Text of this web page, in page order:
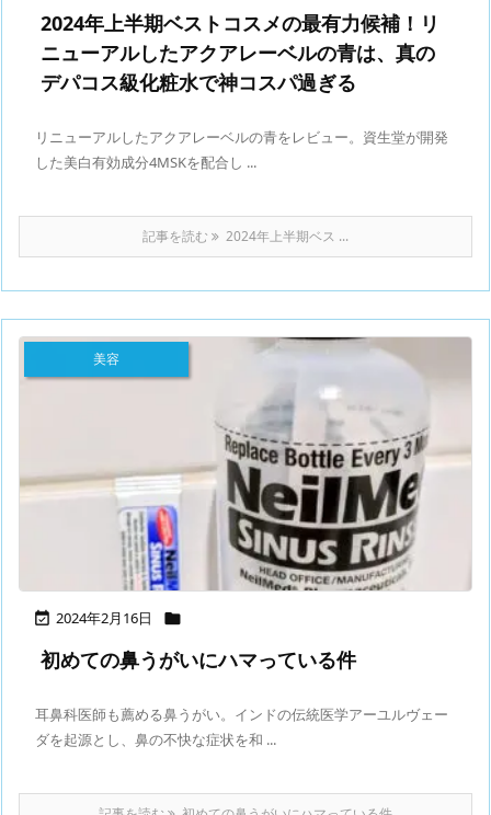
2024年上半期ベストコスメの最有力候補！リ
ニューアルしたアクアレーベルの青は、真の
デパコス級化粧水で神コスパ過ぎる
リニューアルしたアクアレーベルの青をレビュー。資生堂が開発
した美白有効成分4MSKを配合し ...
記事を読む 2024年上半期ベス ...
 2024年2月16日 
美容
初めての鼻うがいにハマっている件
耳鼻科医師も薦める鼻うがい。インドの伝統医学アーユルヴェー
ダを起源とし、鼻の不快な症状を和 ...